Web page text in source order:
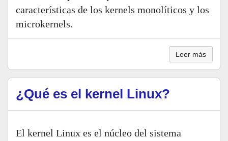
características de los kernels monolíticos y los
microkernels.
Leer más
¿Qué es el kernel Linux?
El kernel Linux es el núcleo del sistema